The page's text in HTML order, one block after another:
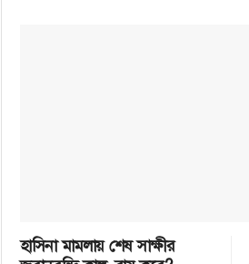
হাসিনা মামলায় শেষ সাক্ষীর